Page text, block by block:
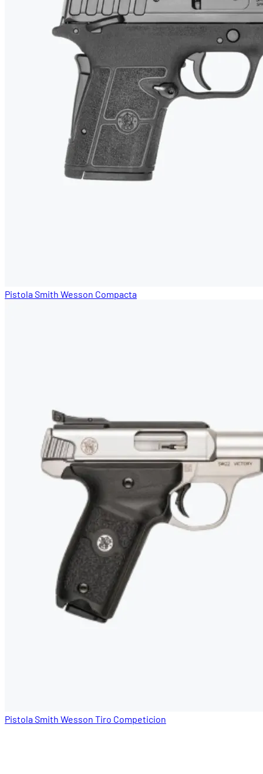
Pistola Smith Wesson Compacta
Pistola Smith Wesson Tiro Competicion